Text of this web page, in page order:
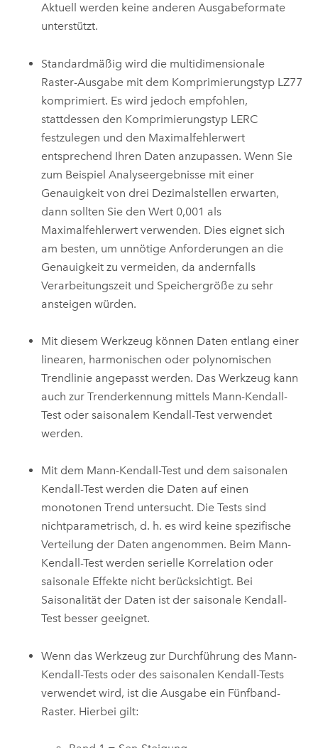
Aktuell werden keine anderen Ausgabeformate
unterstützt.
Standardmäßig wird die multidimensionale
Raster-Ausgabe mit dem Komprimierungstyp LZ77
komprimiert. Es wird jedoch empfohlen,
stattdessen den Komprimierungstyp LERC
festzulegen und den Maximalfehlerwert
entsprechend Ihren Daten anzupassen. Wenn Sie
zum Beispiel Analyseergebnisse mit einer
Genauigkeit von drei Dezimalstellen erwarten,
dann sollten Sie den Wert 0,001 als
Maximalfehlerwert verwenden. Dies eignet sich
am besten, um unnötige Anforderungen an die
Genauigkeit zu vermeiden, da andernfalls
Verarbeitungszeit und Speichergröße zu sehr
ansteigen würden.
Mit diesem Werkzeug können Daten entlang einer
linearen, harmonischen oder polynomischen
Trendlinie angepasst werden. Das Werkzeug kann
auch zur Trenderkennung mittels Mann-Kendall-
Test oder saisonalem Kendall-Test verwendet
werden.
Mit dem Mann-Kendall-Test und dem saisonalen
Kendall-Test werden die Daten auf einen
monotonen Trend untersucht. Die Tests sind
nichtparametrisch, d. h. es wird keine spezifische
Verteilung der Daten angenommen. Beim Mann-
Kendall-Test werden serielle Korrelation oder
saisonale Effekte nicht berücksichtigt. Bei
Saisonalität der Daten ist der saisonale Kendall-
Test besser geeignet.
Wenn das Werkzeug zur Durchführung des Mann-
Kendall-Tests oder des saisonalen Kendall-Tests
verwendet wird, ist die Ausgabe ein Fünfband-
Raster. Hierbei gilt: